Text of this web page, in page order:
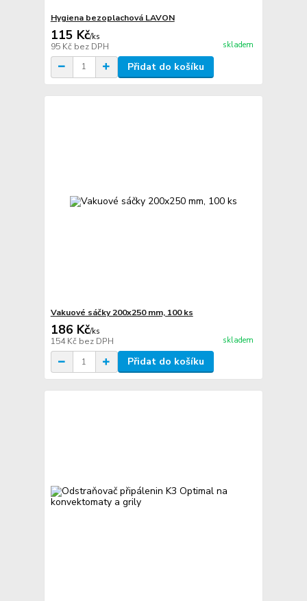
Hygiena bezoplachová LAVON
115 Kč/ks
95 Kč bez DPH skladem
Přidat do košíku
Vakuové sáčky 200x250 mm, 100 ks
186 Kč/ks
154 Kč bez DPH skladem
Přidat do košíku